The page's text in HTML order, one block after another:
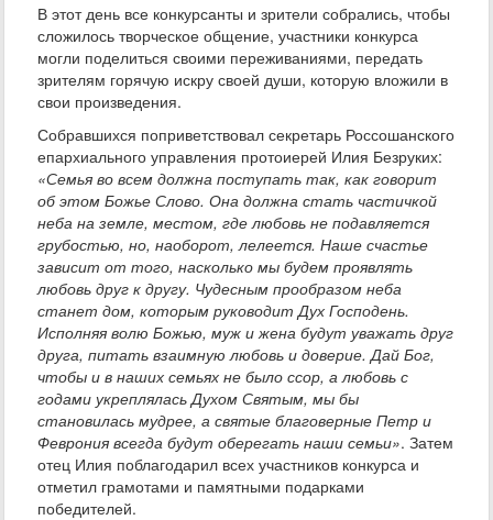
В этот день все конкурсанты и зрители собрались, чтобы
сложилось творческое общение, участники конкурса
могли поделиться своими переживаниями, передать
зрителям горячую искру своей души, которую вложили в
свои произведения.
Собравшихся поприветствовал секретарь Россошанского
епархиального управления протоиерей Илия Безруких:
«Семья во всем должна поступать так, как говорит
об этом Божье Слово. Она должна стать частичкой
неба на земле, местом, где любовь не подавляется
грубостью, но, наоборот, лелеется. Наше счастье
зависит от того, насколько мы будем проявлять
любовь друг к другу. Чудесным прообразом неба
станет дом, которым руководит Дух Господень.
Исполняя волю Божью, муж и жена будут уважать друг
друга, питать взаимную любовь и доверие. Дай Бог,
чтобы и в наших семьях не было ссор, а любовь с
годами укреплялась Духом Святым, мы бы
становилась мудрее, а святые благоверные Петр и
Феврония всегда будут оберегать наши семьи». Затем
отец Илия поблагодарил всех участников конкурса и
отметил грамотами и памятными подарками
победителей.